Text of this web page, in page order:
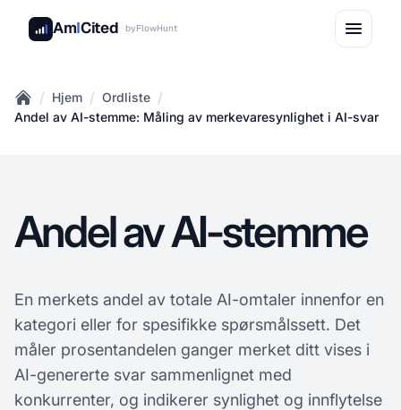
AmICited byFlowHunt
Home
/ Hjem / Ordliste /
Andel av AI-stemme: Måling av merkevaresynlighet i AI-svar
Andel av AI-stemme
En merkets andel av totale AI-omtaler innenfor en
kategori eller for spesifikke spørsmålssett. Det
måler prosentandelen ganger merket ditt vises i
AI-genererte svar sammenlignet med
konkurrenter, og indikerer synlighet og innflytelse